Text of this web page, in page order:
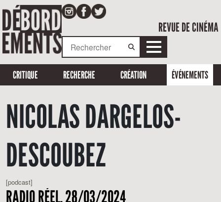
REVUE DE CINÉMA
CRITIQUE RECHERCHE CRÉATION ÉVÉNEMENTS
NICOLAS DARGELOS-
DESCOUBEZ
[podcast]
RADIO RÉEL, 28/03/2024